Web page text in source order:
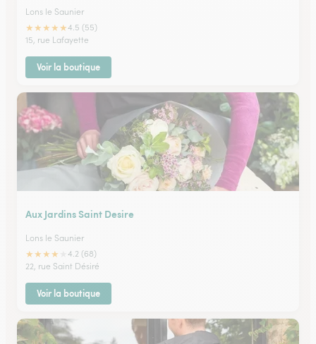
Lons le Saunier
★★★★★4.5 (55)
15, rue Lafayette
Voir la boutique
Aux Jardins Saint Desire
Lons le Saunier
★★★★
4.2 (68)
22, rue Saint Désiré
Voir la boutique